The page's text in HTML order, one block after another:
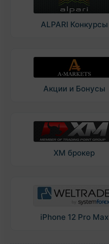
ALPARI Конкурсы
Акции и Бонусы
XM брокер
iPhone 12 Pro Max